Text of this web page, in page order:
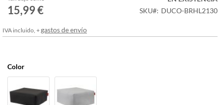
de
15,99 €
SKU
DUCO-BRHL2130
IVA incluido, +gastos de envío
Color